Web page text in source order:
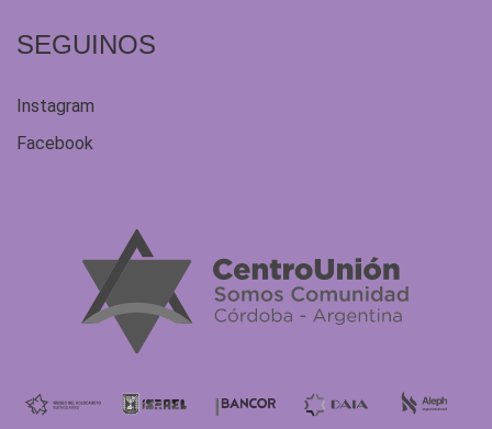
SEGUINOS
Instagram
Facebook